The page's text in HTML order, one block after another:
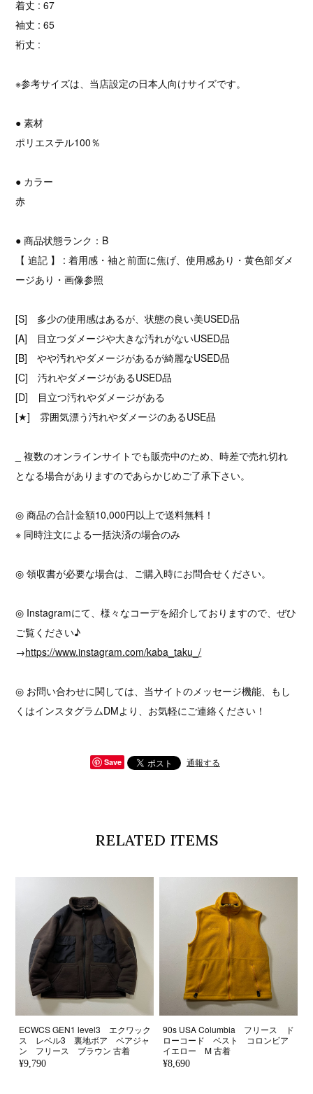
着丈 : 67
袖丈 : 65
裄丈 :
※参考サイズは、当店設定の日本人向けサイズです。
● 素材
ポリエステル100％
● カラー
赤
● 商品状態ランク：B
【 追記 】 : 着用感・袖と前面に焦げ、使用感あり・黄色部ダメ
ージあり・画像参照
[S] 多少の使用感はあるが、状態の良い美USED品
[A] 目立つダメージや大きな汚れがないUSED品
[B] やや汚れやダメージがあるが綺麗なUSED品
[C] 汚れやダメージがあるUSED品
[D] 目立つ汚れやダメージがある
[★] 雰囲気漂う汚れやダメージのあるUSE品
_ 複数のオンラインサイトでも販売中のため、時差で売れ切れ
となる場合がありますのであらかじめご了承下さい。
◎ 商品の合計金額10,000円以上で送料無料！
※ 同時注文による一括決済の場合のみ
◎ 領収書が必要な場合は、ご購入時にお問合せください。
◎ Instagramにて、様々なコーデを紹介しておりますので、ぜひ
ご覧ください♪
→https://www.instagram.com/kaba_taku_/
◎ お問い合わせに関しては、当サイトのメッセージ機能、もし
くはインスタグラムDMより、お気軽にご連絡ください！
Save 通報する
RELATED ITEMS
ECWCS GEN1 level3 エクワック
ス レベル3 裏地ボア ベアジャ
ン フリース ブラウン 古着
¥9,790
90s USA Columbia フリース ド
ローコード ベスト コロンビア
イエロー M 古着
¥8,690